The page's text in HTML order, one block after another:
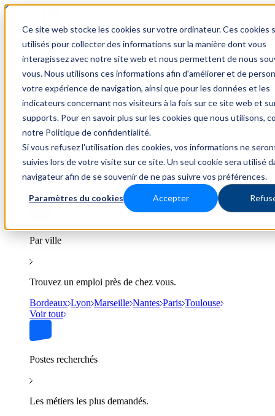
Ce site web stocke les cookies sur votre ordinateur. Ces cookies
utilisés pour collecter des informations sur la manière dont vous
interagissez avec notre site web et nous permettent de nous
vous. Nous utilisons ces informations afin d'améliorer et de
votre expérience de navigation, ainsi que pour les données et les
indicateurs concernant nos visiteurs à la fois sur ce site web et
supports. Pour en savoir plus sur les cookies que nous utilisons,
notre Politique de confidentialité.
Si vous refusez l'utilisation des cookies, vos informations ne
suivies lors de votre visite sur ce site. Un seul cookie sera utilisé
navigateur afin de se souvenir de ne pas suivre vos préférences.
Paramètres du cookies Accepter
Trouver un emploi
Par secteur
BTP Hôtellerie & Restauration Industrie & Nucléaire
Médical & Santé
Tertiaire & Ingénierie
Transport &
Logistique
Voir tout
Par ville
Trouvez un emploi près de chez vous.
Bordeaux Lyon Marseille Nantes Paris Toulouse
Voir tout
Postes recherchés
Les métiers les plus demandés.